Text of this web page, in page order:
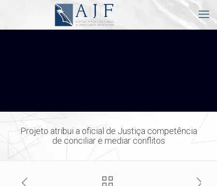
Projeto atribui a oficial de Justiça competência
de conciliar e mediar conflitos